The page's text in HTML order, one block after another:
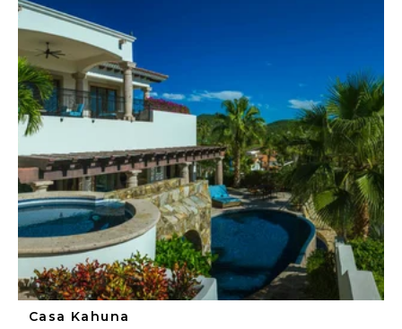
6 7
14 15 16 17 18 19
22 23 24 25 26
27 28 29 30
Casa Kahuna